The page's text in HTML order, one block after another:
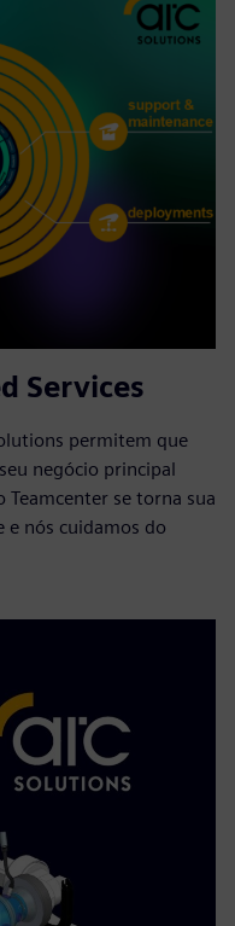
Services
permitem que
negócio principal
se torna sua
nós cuidamos do